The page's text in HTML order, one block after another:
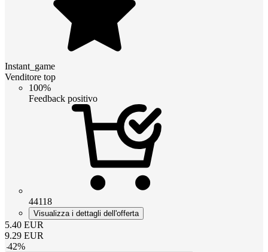
Instant_game
Venditore top
100%
Feedback positivo
44118
Visualizza i dettagli dell'offerta
5.40 EUR
9.29 EUR
-42%